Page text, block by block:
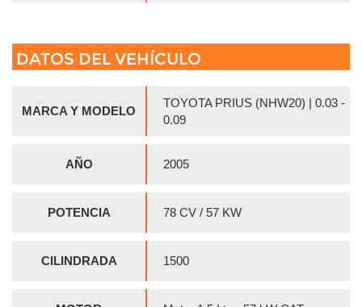
DATOS DEL VEHÍCULO
MARCA Y MODELO
TOYOTA PRIUS (NHW20) | 0.03 -
0.09
AÑO 2005
POTENCIA 78 CV / 57 KW
CILINDRADA 1500